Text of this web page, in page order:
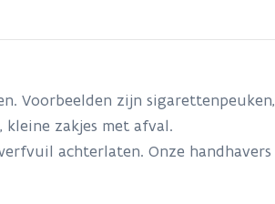
Voorbeelden zijn sigarettenpeuken,
kleine zakjes met afval.
achterlaten. Onze handhavers